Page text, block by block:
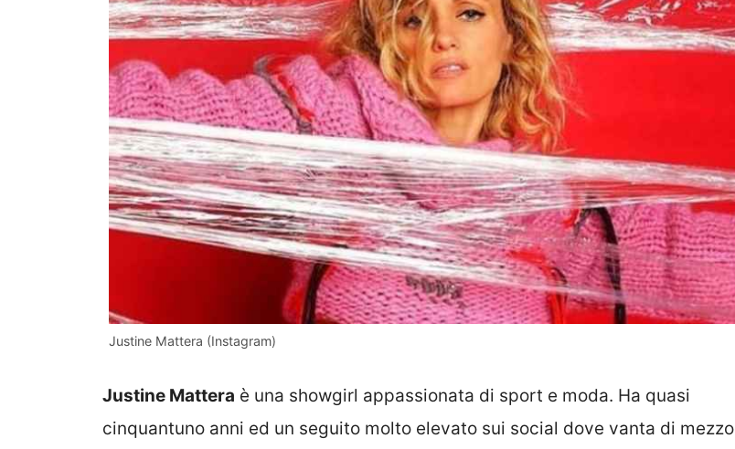
Justine Mattera (Instagram)
Justine Mattera è una showgirl appassionata di sport e moda. Ha quasi
cinquantuno anni ed un seguito molto elevato sui social dove vanta di mezzo